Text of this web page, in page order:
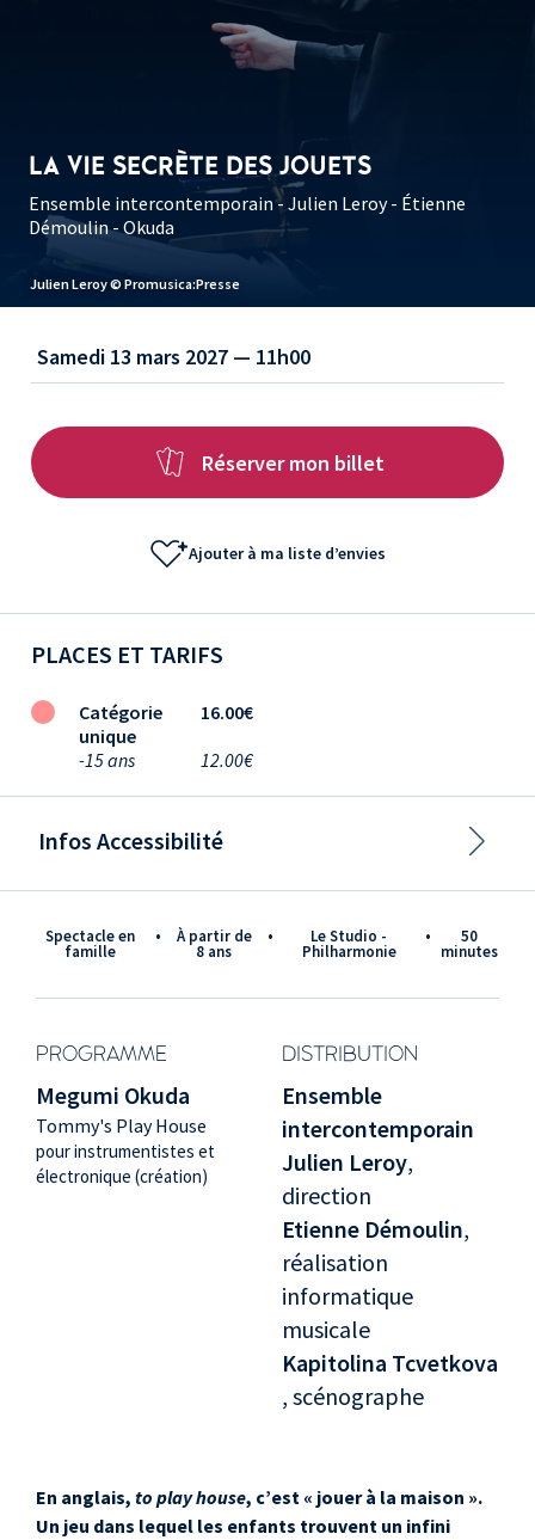
Julien Leroy © Promusica:Presse
LA VIE SECRÈTE DES JOUETS
Ensemble intercontemporain - Julien Leroy - Étienne
Démoulin - Okuda
Spectacle en
famille
• à partir de
8 ans
• Le Studio -
Philharmonie
• 50
minutes
PROGRAMME DISTRIBUTION
Megumi Okuda
Tommy's Play House
pour instrumentistes et
électronique (création)
Ensemble
intercontemporain
Julien Leroy,
direction
Etienne Démoulin,
réalisation
informatique
musicale
Kapitolina Tcvetkova
, scénographe
En anglais, to play house, c’est « jouer à la maison ».
Un jeu dans lequel les enfants trouvent un infini
Samedi 13 mars 2027 — 11h00
Réserver mon billet
Ajouter à ma liste d’envies
PLACES ET TARIFS
Catégorie
unique
-15 ans
16.00€
12.00€
Infos Accessibilité